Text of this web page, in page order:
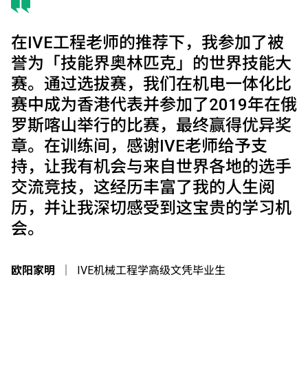
在IVE工程老师的推荐下，我参加了被
誉为「技能界奥林匹克」的世界技能大
赛。通过选拔赛，我们在机电一体化比
赛中成为香港代表并参加了2019年在俄
罗斯喀山举行的比赛，最终赢得优异奖
章。在训练间，感谢IVE老师给予支
持，让我有机会与来自世界各地的选手
交流竞技，这经历丰富了我的人生阅
历，并让我深切感受到这宝贵的学习机
会。
欧阳家明 IVE机械工程学高级文凭毕业生